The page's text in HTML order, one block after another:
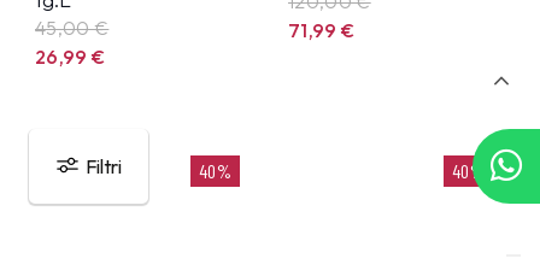
Filtri
45,00 €
26,99€
71,99€
40% 40%